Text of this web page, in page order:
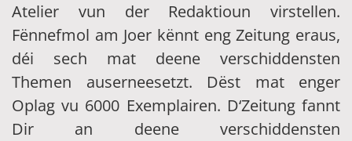
Atelier vun der Redaktioun virstellen.
Fënnefmol am Joer kënnt eng Zeitung eraus,
déi sech mat deene verschiddensten
Themen auserneesetzt. Dëst mat enger
Oplag vu 6000 Exemplairen. D‘Zeitung fannt
Dir an deene verschiddensten